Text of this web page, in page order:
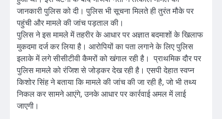
जानकारी पुलिस को दी। पुलिस भी सूचना मिलते ही तुरंत मौके पर
पहुंची और मामले की जांच पड़ताल की।
पुलिस ने इस मामले में तहरीर के आधार पर अज्ञात बदमाशों के खिलाफ
मुकदमा दर्ज कर लिया है। आरोपियों का पता लगाने के लिए पुलिस
इलाके में लगे सीसीटीवी कैमरों को खंगाल रही है। प्राथमिक दौर पर
पुलिस मामले को रंजिश से जोड़कर देख रही है। एसपी देहात स्वप्न
किशोर सिंह ने बताया कि मामले की जांच की जा रही है, जो भी तथ्य
निकल कर सामने आएंगे, उनके आधार पर कार्रवाई अमल में लाई
जाएगी।